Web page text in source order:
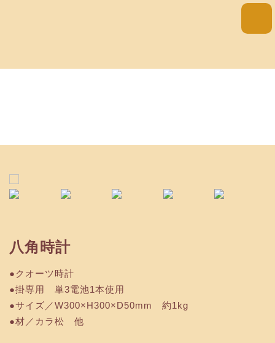
八角時計
●クオーツ時計
●掛専用 単3電池1本使用
●サイズ／W300×H300×D50mm 約1kg
●材／カラ松 他